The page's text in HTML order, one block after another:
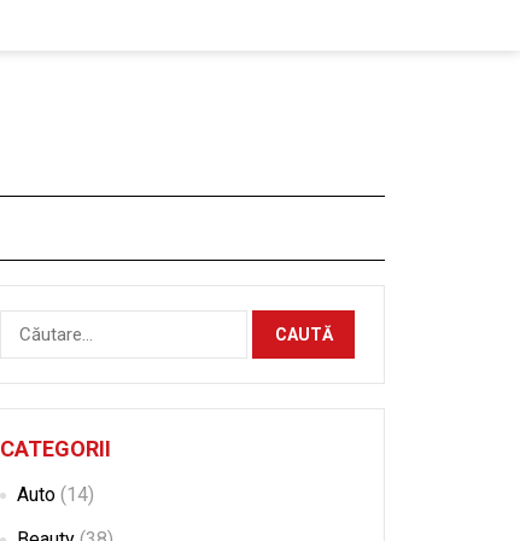
Caută
după:
CATEGORII
Auto (14)